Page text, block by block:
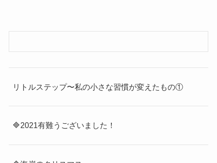
リトルステップ〜私の小さな習慣が変えたもの①
🔷2021有難うございました！